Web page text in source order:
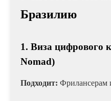
Бразилию
1. Виза цифрового
Nomad)
Подходит: Фрилансерам